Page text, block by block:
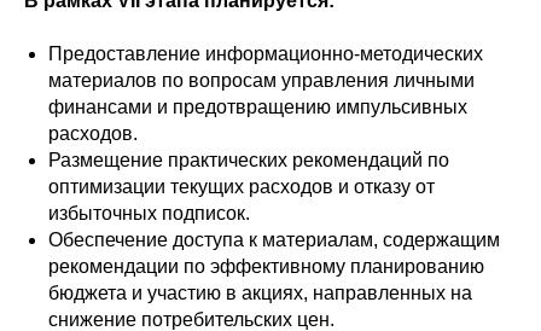
Предоставление информационно-методических
материалов по вопросам управления личными
финансами и предотвращению импульсивных
расходов.
Размещение практических рекомендаций по
оптимизации текущих расходов и отказу от
избыточных подписок.
Обеспечение доступа к материалам, содержащим
рекомендации по эффективному планированию
бюджета и участию в акциях, направленных на
снижение потребительских цен.